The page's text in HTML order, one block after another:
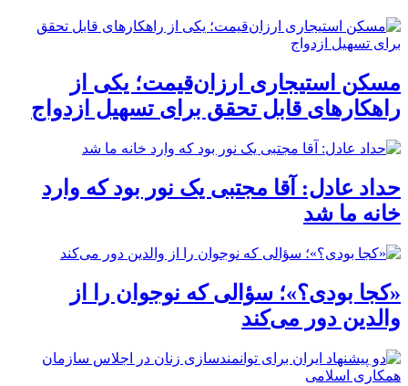
مسکن استیجاری ارزان‌قیمت؛ یکی از
راهکارهای قابل تحقق برای تسهیل ازدواج
حداد عادل: آقا مجتبی یک نور بود که وارد
خانه ما شد
«کجا بودی؟»؛ سؤالی که نوجوان را از
والدین دور می‌کند